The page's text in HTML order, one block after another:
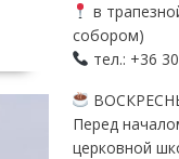
в
собором)
тел.: +36
Перед
церковной